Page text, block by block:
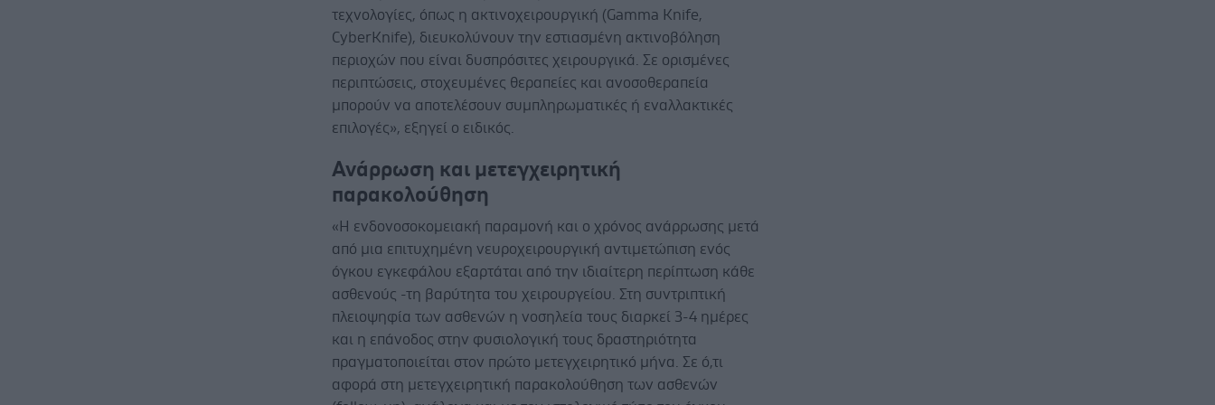
τεχνολογίες, όπως η ακτινοχειρουργική (Gamma Knife,
CyberKnife), διευκολύνουν την εστιασμένη ακτινοβόληση
περιοχών που είναι δυσπρόσιτες χειρουργικά. Σε ορισμένες
περιπτώσεις, στοχευμένες θεραπείες και ανοσοθεραπεία
μπορούν να αποτελέσουν συμπληρωματικές ή εναλλακτικές
επιλογές», εξηγεί ο ειδικός.
Ανάρρωση και μετεγχειρητική
παρακολούθηση
«Η ενδονοσοκομειακή παραμονή και ο χρόνος ανάρρωσης μετά
από μια επιτυχημένη νευροχειρουργική αντιμετώπιση ενός
όγκου εγκεφάλου εξαρτάται από την ιδιαίτερη περίπτωση κάθε
ασθενούς -τη βαρύτητα του χειρουργείου. Στη συντριπτική
πλειοψηφία των ασθενών η νοσηλεία τους διαρκεί 3-4 ημέρες
και η επάνοδος στην φυσιολογική τους δραστηριότητα
πραγματοποιείται στον πρώτο μετεγχειρητικό μήνα. Σε ό,τι
αφορά στη μετεγχειρητική παρακολούθηση των ασθενών